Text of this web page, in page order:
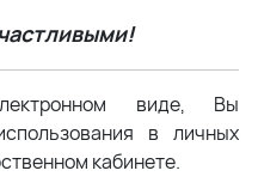
виде, Вы
в личных
кабинете.